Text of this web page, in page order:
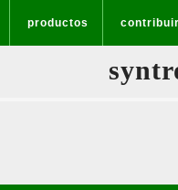
productos contribuir